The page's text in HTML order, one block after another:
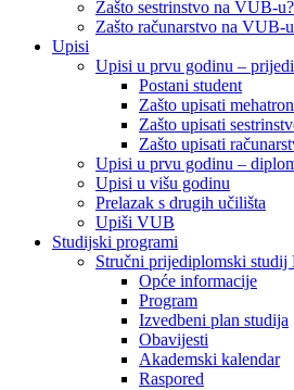
Zašto sestrinstvo na VUB-u?
Zašto računarstvo na VUB-
Upisi
Upisi u prvu godinu –
Postani student
Zašto upisati
Zašto upisati
Zašto upisati
Upisi u prvu godinu –
Upisi u višu godinu
Prelazak s drugih učilišta
Upiši VUB
Studijski programi
Stručni prijediplomski studij
Opće informacije
Program
Izvedbeni plan studija
Obavijesti
Akademski kalendar
Raspored